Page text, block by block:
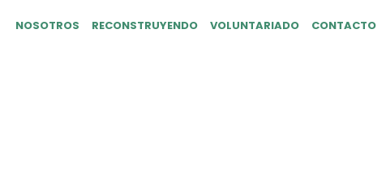
NOSOTROS RECONSTRUYENDO VOLUNTARIADO CONTACTO